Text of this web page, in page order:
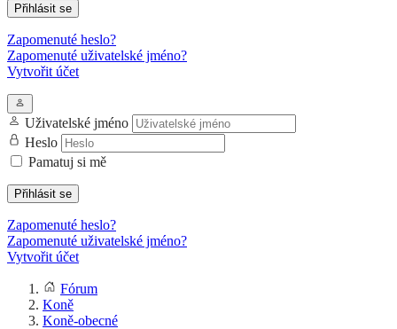
Přihlásit se
Zapomenuté heslo?
Zapomenuté uživatelské jméno?
Vytvořit účet
Uživatelské jméno
Heslo
Pamatuj si mě
Přihlásit se
Zapomenuté heslo?
Zapomenuté uživatelské jméno?
Vytvořit účet
Fórum
Koně
Koně-obecné